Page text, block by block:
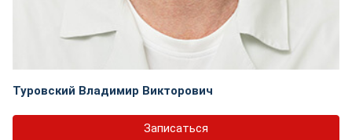
Туровский Владимир Викторович
Записаться